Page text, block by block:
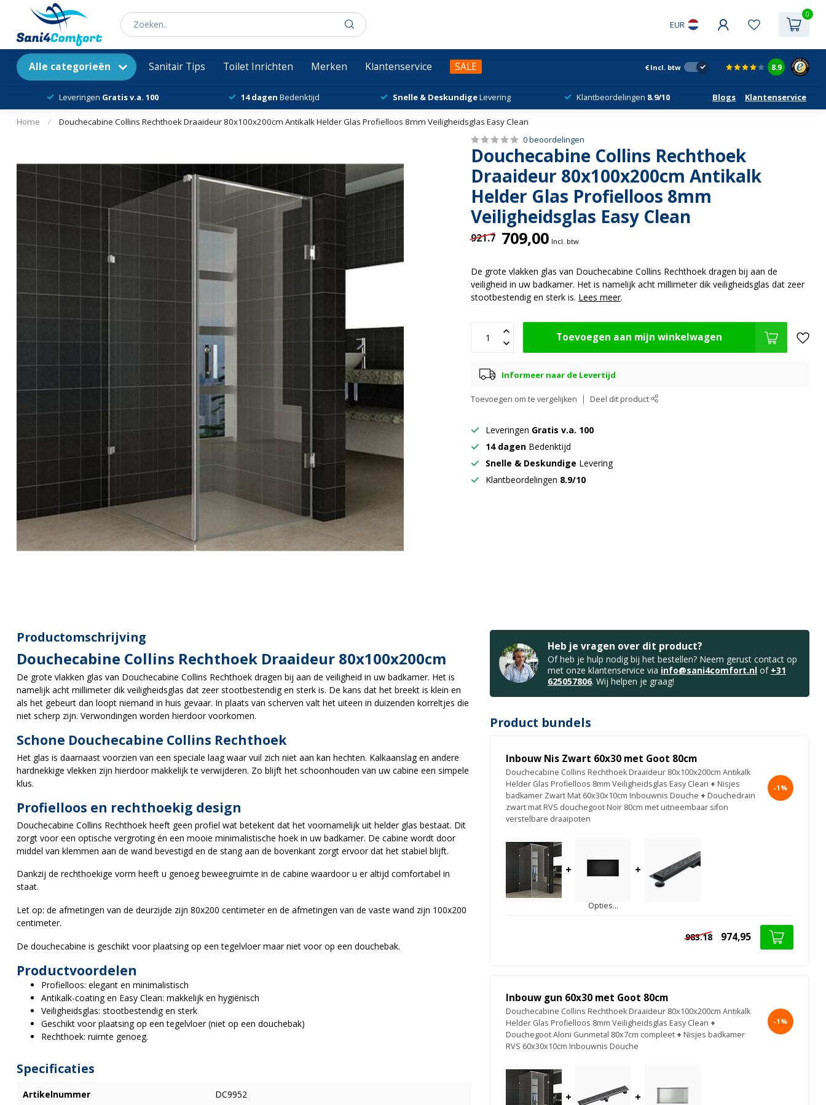
EUR
0
Alle categorieën Sanitair Tips Toilet Inrichten Merken Klantenservice SALE € Incl. btw 8.9
Leveringen Gratis v.a. 100 14 dagen Bedenktijd Snelle & DeskundigeLevering Klantbeordelingen 8.9/10 Blogs Klantenservice
Home / Douchecabine Collins Rechthoek Draaideur 80x100x200cm Antikalk Helder Glas Profielloos 8mm Veiligheidsglas Easy Clean
0 beoordelingen
Douchecabine Collins Rechthoek
Draaideur 80x100x200cm Antikalk
Helder Glas Profielloos 8mm
Veiligheidsglas Easy Clean
921.7 709,00 Incl. btw
De grote vlakken glas van Douchecabine Collins Rechthoek dragen bij aan de
veiligheid in uw badkamer. Het is namelijk acht millimeter dik veiligheidsglas dat zeer
stootbestendig en sterk is. Lees meer.
Toevoegen aan mijn winkelwagen
Informeer naar de Levertijd
Toevoegen om te vergelijken Deel dit product
Leveringen Gratis v.a. 100
14 dagen Bedenktijd
Snelle & Deskundige Levering
Klantbeordelingen 8.9/10
Productomschrijving
Douchecabine Collins Rechthoek Draaideur 80x100x200cm
De grote vlakken glas van Douchecabine Collins Rechthoek dragen bij aan de veiligheid in uw badkamer. Het is
namelijk acht millimeter dik veiligheidsglas dat zeer stootbestendig en sterk is. De kans dat het breekt is klein en
als het gebeurt dan loopt niemand in huis gevaar. In plaats van scherven valt het uiteen in duizenden korreltjes die
niet scherp zijn. Verwondingen worden hierdoor voorkomen.
Schone Douchecabine Collins Rechthoek
Het glas is daarnaast voorzien van een speciale laag waar vuil zich niet aan kan hechten. Kalkaanslag en andere
hardnekkige vlekken zijn hierdoor makkelijk te verwijderen. Zo blijft het schoonhouden van uw cabine een simpele
klus.
Profielloos en rechthoekig design
Douchecabine Collins Rechthoek heeft geen profiel wat betekent dat het voornamelijk uit helder glas bestaat. Dit
zorgt voor een optische vergroting én een mooie minimalistische hoek in uw badkamer. De cabine wordt door
middel van klemmen aan de wand bevestigd en de stang aan de bovenkant zorgt ervoor dat het stabiel blijft.
Dankzij de rechthoekige vorm heeft u genoeg beweegruimte in de cabine waardoor u er altijd comfortabel in
staat.
Let op: de afmetingen van de deurzijde zijn 80x200 centimeter en de afmetingen van de vaste wand zijn 100x200
centimeter.
De douchecabine is geschikt voor plaatsing op een tegelvloer maar niet voor op een douchebak.
Productvoordelen
Profielloos: elegant en minimalistisch
Antikalk-coating en Easy Clean: makkelijk en hygiënisch
Veiligheidsglas: stootbestendig en sterk
Geschikt voor plaatsing op een tegelvloer (niet op een douchebak)
Rechthoek: ruimte genoeg.
Specificaties
Artikelnummer DC9952
Heb je vragen over dit product?
Of heb je hulp nodig bij het bestellen? Neem gerust contact op
met onze klantenservice via info@sani4comfort.nl of +31
625057806. Wij helpen je graag!
Product bundels
Inbouw Nis Zwart 60x30 met Goot 80cm
Douchecabine Collins Rechthoek Draaideur 80x100x200cm Antikalk
Helder Glas Profielloos 8mm Veiligheidsglas Easy Clean + Nisjes
badkamer Zwart Mat 60x30x10cm Inbouwnis Douche + Douchedrain
zwart mat RVS douchegoot Noir 80cm met uitneembaar sifon
verstelbare draaipoten
-1%
+
Opties...
+
983.18 974,95
Inbouw gun 60x30 met Goot 80cm
Douchecabine Collins Rechthoek Draaideur 80x100x200cm Antikalk
Helder Glas Profielloos 8mm Veiligheidsglas Easy Clean +
Douchegoot Aloni Gunmetal 80x7cm compleet + Nisjes badkamer
RVS 60x30x10cm Inbouwnis Douche
-1%
+ +